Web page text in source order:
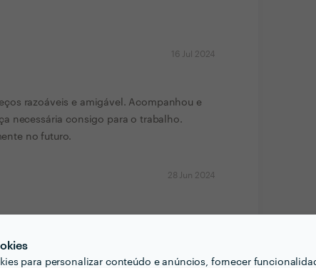
para personalizar conteúdo e anúncios, fornecer
16 Jul 2024
razoáveis e amigável. Acompanhou e
necessária consigo para o trabalho.
no futuro.
28 Jun 2024